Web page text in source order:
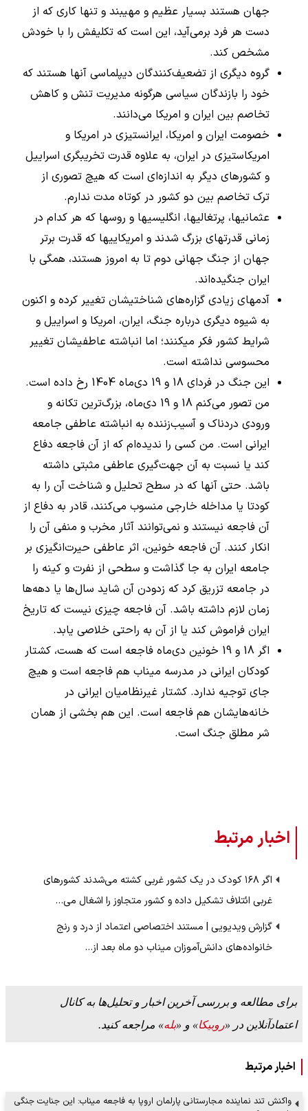
جهان هستند بسیار عظیم و مهیبند و تنها کاری که از
دست هر فرد برمی‌آید، این است که تکلیفش را با خودش
مشخص کند.
گروه دیگری از تضعیف‌کنندگان دیپلماسی آنها هستند که
خود را بازندگان سیاسی هرگونه مدیریت تنش و کاهش
تخاصم بین ایران و امریکا می‌دانند.
خصومت ایران و امریکا، ایرانستیزی در امریکا و
امریکاستیزی در ایران، به علاوه قدرت تخریبگری اسراییل
و کشورهای دیگر به اندازه‌ای است که هیچ تصوری از
ترک تخاصم بین دو کشور در کوتاه مدت ندارم.
عثمانیها، پرتغالیها، انگلیسیها و روسها که هر کدام در
زمانی قدرتهای بزرگ شدند و امریکاییها که قدرت برتر
جهان از جنگ جهانی دوم تا به امروز هستند، همگی با
ایران جنگیده‌اند.
آدمهای زیادی گزاره‌های شناختیشان تغییر کرده و اکنون
به شیوه دیگری درباره جنگ، ایران، امریکا و اسراییل و
شرایط کشور فکر میکنند؛ اما انباشته عاطفیشان تغییر
محسوسی نداشته است.
این جنگ در فردای 18 و 19 دی‌ماه 1404 رخ داده است.
من تصور می‌کنم 18 و 19 دی‌ماه، بزرگ‌ترین تکانه و
ورودی دردناک و آسیب‌زننده به انباشته عاطفی جامعه
ایرانی است. من کسی را ندیده‌ام که از آن فاجعه دفاع
کند یا نسبت به آن جهت‌گیری عاطفی مثبتی داشته
باشد. حتی آنها که در سطح تحلیل و شناخت آن را به
کودتا یا مداخله خارجی منسوب می‌کنند، قادر به دفاع از
آن فاجعه نیستند و نمی‌توانند آثار مخرب و منفی آن‌ را
انکار کنند. آن فاجعه خونین، اثر عاطفی حیرت‌انگیزی بر
جامعه ایران به جا گذاشت و سطحی از نفرت و کینه را
در جامعه تزریق کرد که زدودن آن شاید سال‌ها یا دهه‌ها
زمان لازم داشته باشد. آن فاجعه چیزی نیست که تاریخ
ایران فراموش کند یا از آن به راحتی خلاصی یابد.
اگر 18 و 19 خونین دی‌ماه فاجعه است که هست، کشتار
کودکان ایرانی در مدرسه میناب هم فاجعه است و هیچ
جای توجیه ندارد. کشتار غیرنظامیان ایرانی در
خانه‌هایشان هم فاجعه است. این هم بخشی از همان
شر مطلق جنگ است.
اخبار مرتبط
اگر ۱۶۸ کودک در یک کشور غربی کشته می‌شدند کشورهای
غربی ائتلاف تشکیل داده و کشور متجاوز را اشغال می‌…
گزارش ویدیویی | مستند اختصاصی اعتماد از درد و رنج
خانواده‌های دانش‌آموزان میناب دو ماه بعد از…
برای مطالعه و بررسی آخرین اخبار و تحلیل‌ها به کانال
اعتمادآنلاین در «روبیکا» و «بله» مراجعه کنید.
اخبار مرتبط
واکنش تند نماینده مجارستانی پارلمان اروپا به فاجعه میناب: این جنایت جنگی